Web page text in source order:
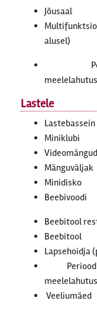
Jõusaal
alusel)
Lastele
Lastebassein
Miniklubi
Mänguväljak
Minidisko
Beebivoodi
Beebitool
Beebitool
Lapsehoidja
Veeliumäed